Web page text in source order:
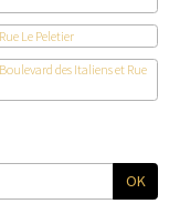
OK